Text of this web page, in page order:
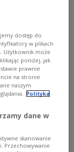
tym
sesji
z Malty
została
Metsola
dostęp do
w plikach
Użytkownik może
poniżej, jak
prawnie
na stronie
naszym
Polityka
dane w
skanowanie
Przechowywanie